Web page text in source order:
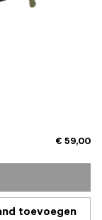
€ 59,00
toevoegen